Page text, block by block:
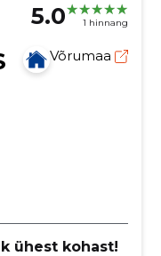
5.0 1 hinnang
Võrumaa
ühest kohast!